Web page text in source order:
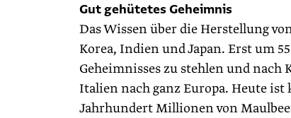
Gut gehütetes Geheimnis
Das Wissen über die Herstellung
Korea, Indien und Japan. Erst um
Geheimnisses zu stehlen und nach
Italien nach ganz Europa. Heute ist
Jahrhundert Millio­nen von